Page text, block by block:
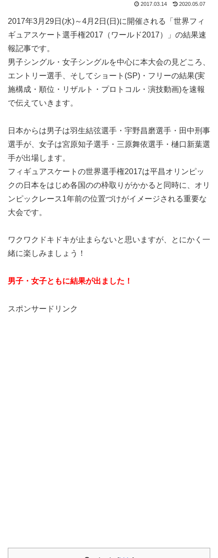
2017.03.14 2020.05.07
2017年3月29日(水)～4月2日(日)に開催される「世界フィ
ギュアスケート選手権2017（ワールド2017）」の結果速
報記事です。
男子シングル・女子シングルを中心に本大会の見どころ、
エントリー選手、そしてショート(SP)・フリーの結果(実
施構成・順位・リザルト・プロトコル・演技動画)を速報
で伝えていきます。
日本からは男子は羽生結弦選手・宇野昌磨選手・田中刑事
選手が、女子は宮原知子選手・三原舞依選手・樋口新葉選
手が出場します。
フィギュアスケートの世界選手権2017は平昌オリンピッ
クの日本をはじめ各国のの枠取りがかかると同時に、オリ
ンピックレース1年前の位置づけがイメージされる重要な
大会です。
ワクワクドキドキが止まらないと思いますが、とにかく一
緒に楽しみましょう！
男子・女子ともに結果が出ました！
スポンサードリンク